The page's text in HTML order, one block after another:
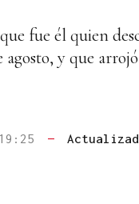
fue él quien
agosto, y que
—